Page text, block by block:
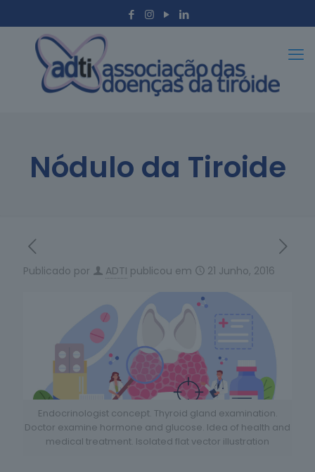
Nódulo da Tiroide
Publicado por ADTI publicou em 21 Junho, 2016
Endocrinologist concept. Thyroid gland examination.
Doctor examine hormone and glucose. Idea of health and
medical treatment. Isolated flat vector illustration